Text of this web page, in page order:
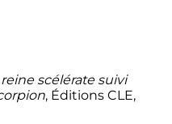
reine scélérate suivi
, Éditions CLE,